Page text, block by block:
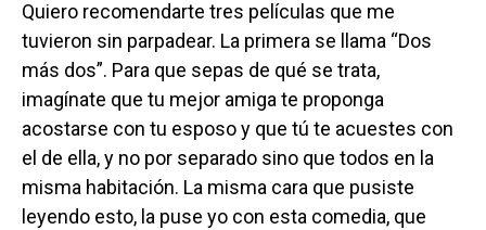
Quiero recomendarte tres películas que me
tuvieron sin parpadear. La primera se llama “Dos
más dos”. Para que sepas de qué se trata,
imagínate que tu mejor amiga te proponga
acostarse con tu esposo y que tú te acuestes con
el de ella, y no por separado sino que todos en la
misma habitación. La misma cara que pusiste
leyendo esto, la puse yo con esta comedia, que